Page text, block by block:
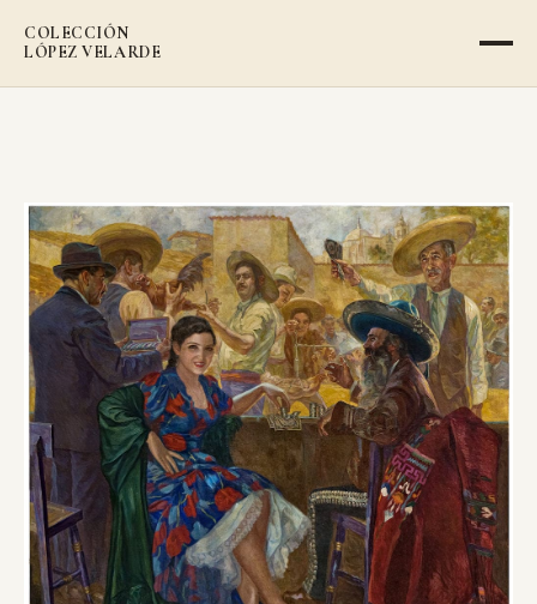
COLECCIÓN
LÓPEZ VELARDE